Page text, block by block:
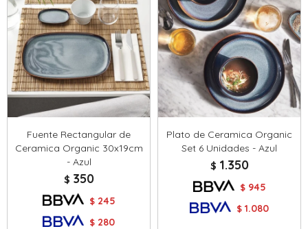
Fuente Rectangular de
Ceramica Organic 30x19cm
- Azul
$ 350
$ 245
$ 280
Plato de Ceramica Organic
Set 6 Unidades - Azul
$ 1.350
$ 945
$ 1.080